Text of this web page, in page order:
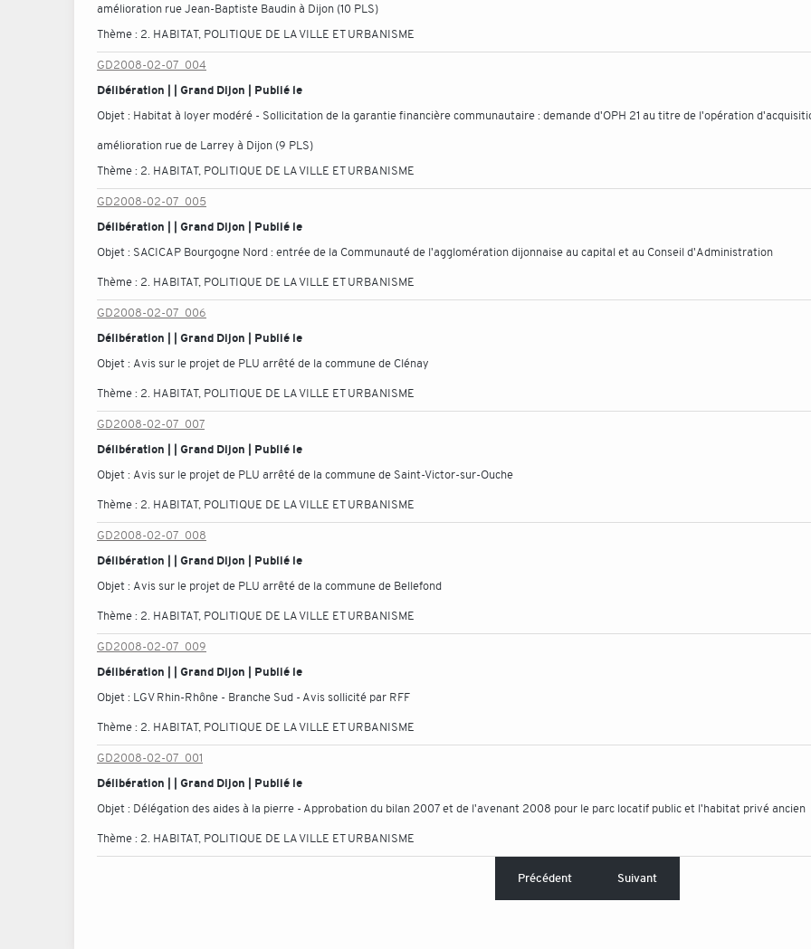
amélioration rue Jean-Baptiste Baudin à Dijon (10 PLS)
Thème : 2. HABITAT, POLITIQUE DE LA VILLE ET URBANISME
GD2008-02-07_004
Délibération | | Grand Dijon | Publié le
Objet : Habitat à loyer modéré - Sollicitation de la garantie financière communautaire : demande d'OPH 21 au titre de l'opération
amélioration rue de Larrey à Dijon (9 PLS)
Thème : 2. HABITAT, POLITIQUE DE LA VILLE ET URBANISME
GD2008-02-07_005
Délibération | | Grand Dijon | Publié le
Objet : SACICAP Bourgogne Nord : entrée de la Communauté de l'agglomération dijonnaise au capital et au Conseil d'Administration
Thème : 2. HABITAT, POLITIQUE DE LA VILLE ET URBANISME
GD2008-02-07_006
Délibération | | Grand Dijon | Publié le
Objet : Avis sur le projet de PLU arrêté de la commune de Clénay
Thème : 2. HABITAT, POLITIQUE DE LA VILLE ET URBANISME
GD2008-02-07_007
Délibération | | Grand Dijon | Publié le
Objet : Avis sur le projet de PLU arrêté de la commune de Saint-Victor-sur-Ouche
Thème : 2. HABITAT, POLITIQUE DE LA VILLE ET URBANISME
GD2008-02-07_008
Délibération | | Grand Dijon | Publié le
Objet : Avis sur le projet de PLU arrêté de la commune de Bellefond
Thème : 2. HABITAT, POLITIQUE DE LA VILLE ET URBANISME
GD2008-02-07_009
Délibération | | Grand Dijon | Publié le
Objet : LGV Rhin-Rhône - Branche Sud - Avis sollicité par RFF
Thème : 2. HABITAT, POLITIQUE DE LA VILLE ET URBANISME
GD2008-02-07_001
Délibération | | Grand Dijon | Publié le
Objet : Délégation des aides à la pierre - Approbation du bilan 2007 et de l'avenant 2008 pour le parc locatif public et l'habitat privé ancien
Thème : 2. HABITAT, POLITIQUE DE LA VILLE ET URBANISME
Précédent Suivant